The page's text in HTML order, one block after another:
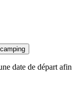
date de départ afin